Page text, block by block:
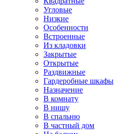
Угловые
Низкие
Особенности
Встроенные
Из кладовки
Закрытые
Открытые
Раздвижные
Гардеробные шкафы
Назначение
В комнату
В нишу
В спальню
В частный дом